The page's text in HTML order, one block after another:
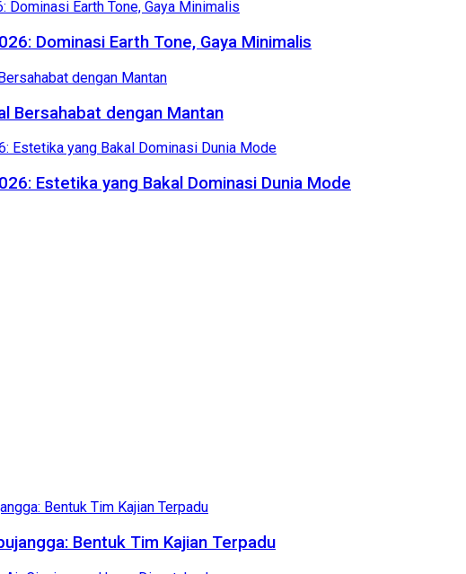
Dominasi Earth Tone, Gaya Minimalis
Bersahabat dengan Mantan
Estetika yang Bakal Dominasi Dunia Mode
Bentuk Tim Kajian Terpadu